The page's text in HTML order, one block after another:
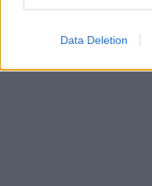
Data Deletion